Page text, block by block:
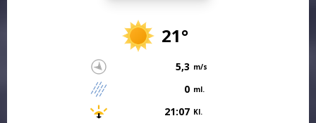
21°
5,3 m/s
0 ml.
21:07 Kl.